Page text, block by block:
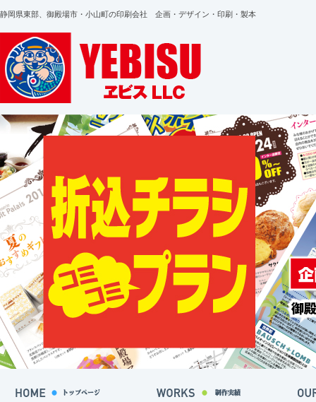
静岡県東部、御殿場市・小山町の印刷会社 企画・デザイン・印刷・製本